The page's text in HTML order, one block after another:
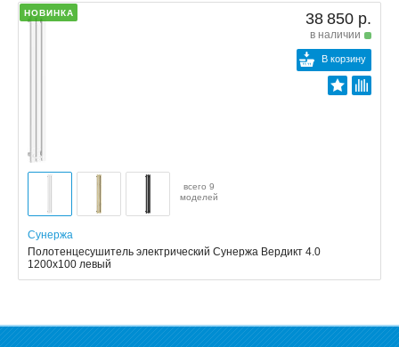
НОВИНКА 38 850 р.
в наличии
В корзину
всего 9
моделей
Сунержа
Полотенцесушитель электрический Сунержа Вердикт 4.0
1200х100 левый